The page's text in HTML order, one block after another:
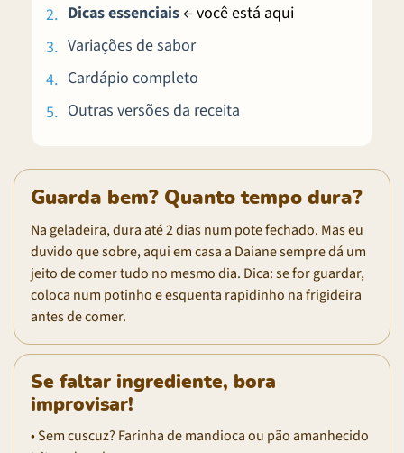
Dicas essenciais← você está aqui
Variações de sabor
Cardápio completo
Outras versões da receita
Guarda bem? Quanto tempo dura?
Na geladeira, dura até 2 dias num pote fechado. Mas eu
duvido que sobre, aqui em casa a Daiane sempre dá um
jeito de comer tudo no mesmo dia. Dica: se for guardar,
coloca num potinho e esquenta rapidinho na frigideira
antes de comer.
Se faltar ingrediente, bora
improvisar!
• Sem cuscuz? Farinha de mandioca ou pão amanhecido